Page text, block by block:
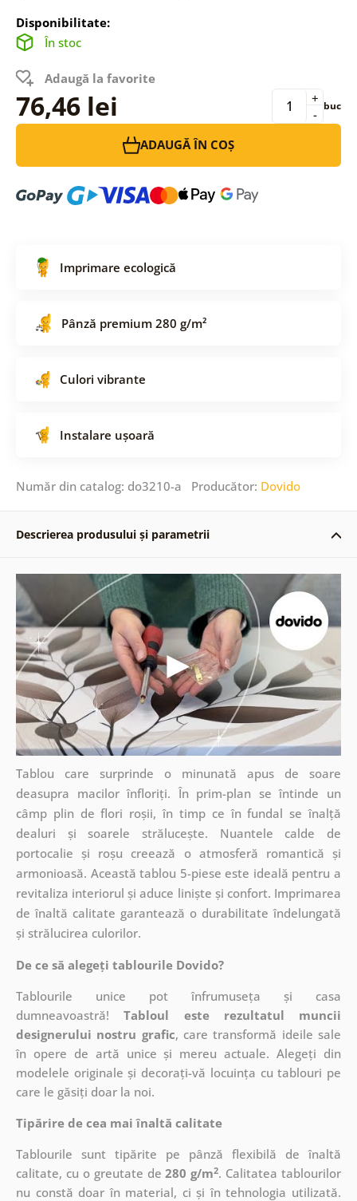
Disponibilitate:
În stoc
Adaugă la favorite
76,46 lei -
+ buc
ADAUGĂ ÎN COȘ
Imprimare ecologică
Pânză premium 280 g/m²
Culori vibrante
Instalare ușoară
Număr din catalog: do3210-a Producător: Dovido
Descrierea produsului și parametrii
Tablou care surprinde o minunată apus de soare
deasupra macilor înfloriți. În prim-plan se întinde un
câmp plin de flori roșii, în timp ce în fundal se înalță
dealuri și soarele strălucește. Nuantele calde de
portocalie și roșu creează o atmosferă romantică și
armonioasă. Această tablou 5-piese este ideală pentru a
revitaliza interiorul și aduce liniște și confort. Imprimarea
de înaltă calitate garantează o durabilitate îndelungată
și strălucirea culorilor.
De ce să alegeți tablourile Dovido?
Tablourile unice pot înfrumuseța și casa
dumneavoastră!Tabloul este rezultatul muncii
designerului nostru grafic, caretransformă ideile sale
în opere de artă unice și mereu actuale. Alegeți din
modelele originale și decorați-vă locuința cu tablouri pe
care le găsiți doar la noi.
Tipărire de cea mai înaltă calitate
Tablourile sunt tipărite pe pânză flexibilă de înaltă
calitate, cu o greutate de280 g/m2. Calitatea tablourilor
nu constă doar în material, ci și în tehnologia utilizată.